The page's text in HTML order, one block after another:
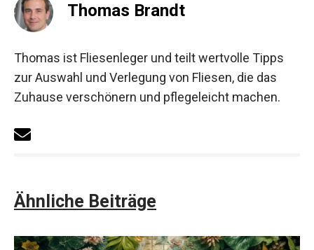
Thomas Brandt
Thomas ist Fliesenleger und teilt wertvolle Tipps
zur Auswahl und Verlegung von Fliesen, die das
Zuhause verschönern und pflegeleicht machen.
Ähnliche Beiträge